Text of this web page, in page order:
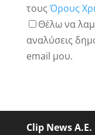
τουςΌρους
Θέλω να
αναλύσεις
email μου.
Clip News A.E.